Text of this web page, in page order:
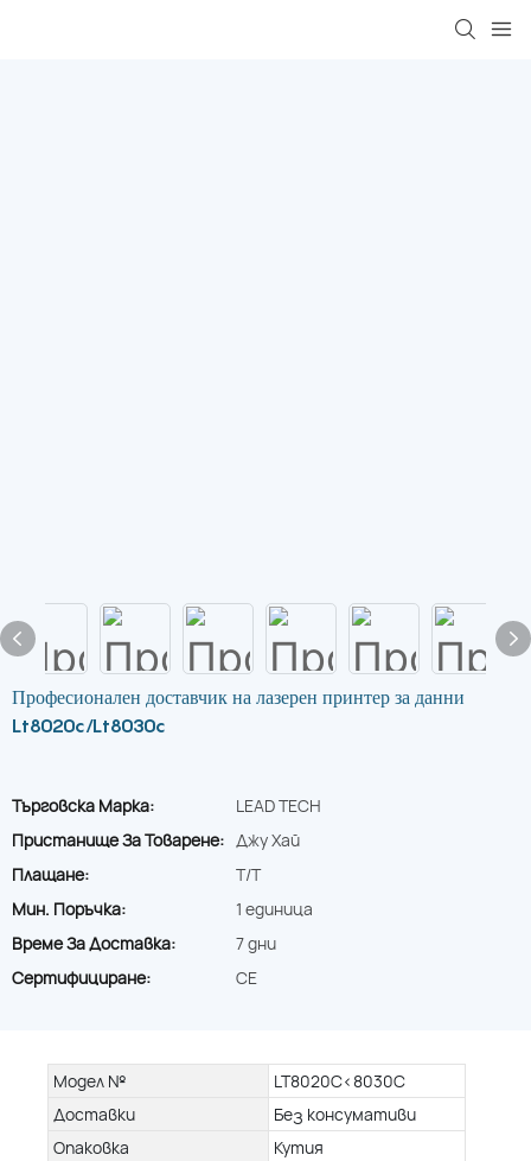
Професионален доставчик на лазерен принтер за данни
Lt8020c/Lt8030c
Търговска Марка:
LEAD TECH
Пристанище За Товарене: Джу Хай
Плащане:
T/T
Мин. Поръчка:
1 единица
Време За Доставка:
7 дни
Сертифициране:
CE
Модел №
LT8020C<8030C
Доставки
Без консумативи
Опаковка
Кутия